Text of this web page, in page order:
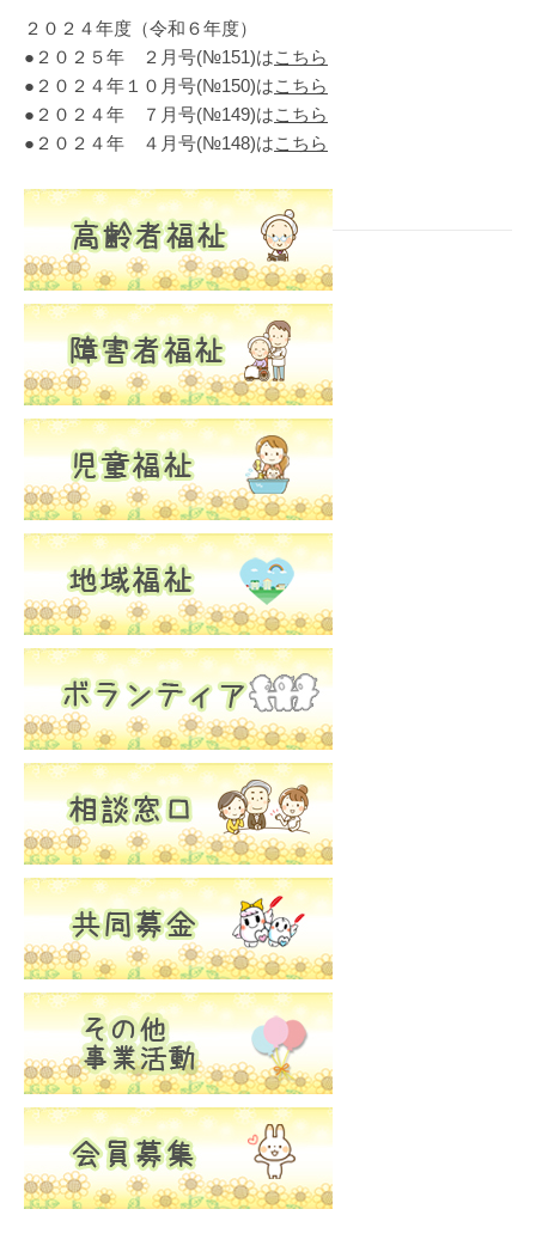
２０２４年度（令和６年度）
●２０２５年 ２月号(№151)はこちら
●２０２４年１０月号(№150)はこちら
●２０２４年 ７月号(№149)はこちら
●２０２４年 ４月号(№148)はこちら